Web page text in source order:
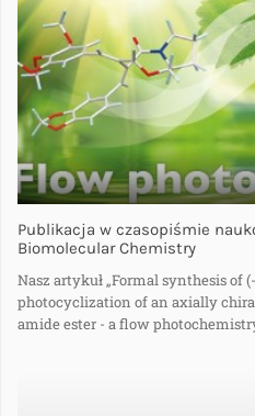
Publikacja w czasopiśmie
Biomolecular Chemistry
Nasz artykuł „Formal synthesis
photocyclization of an axially
amide ester - a flow